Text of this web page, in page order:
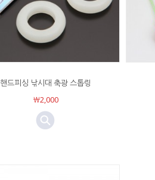
핸드피싱 낚시대 축광 스톱링
￦2,000